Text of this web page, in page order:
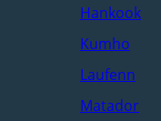
Hankook
Kumho
Laufenn
Matador